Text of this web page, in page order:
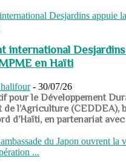
international
en Haïti
- 30/07/26
pour le Développement
de l’Agriculture (CEDDEA),
d’Haïti, en partenariat avec